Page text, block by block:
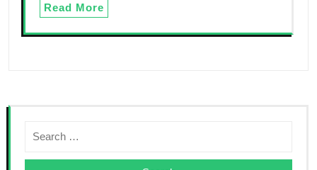
Read More